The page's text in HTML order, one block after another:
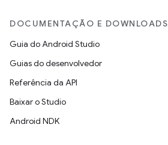
DOCUMENTAÇÃO E DOWNLOADS
Guia do Android Studio
Guias do desenvolvedor
Referência da API
Baixar o Studio
Android NDK